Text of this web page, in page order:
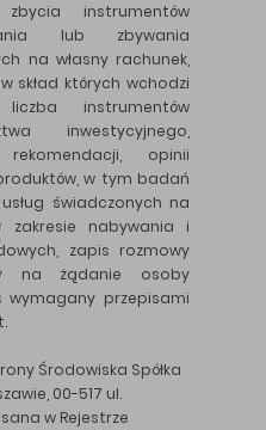
instrumentów
lub zbywania
na własny rachunek,
skład których wchodzi
instrumentów
inwestycyjnego,
opinii
w tym badań
świadczonych na
zakresie nabywania i
zapis rozmowy
na żądanie osoby
wymagany przepisami
Środowiska Spółka
00-517 ul.
w Rejestrze